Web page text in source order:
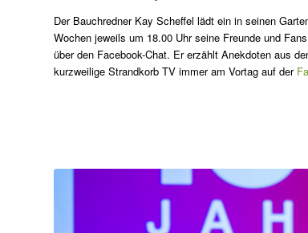
Der Bauchredner Kay Scheffel lädt ein in seinen
Wochen jeweils um 18.00 Uhr seine Freunde und
über den Facebook-Chat. Er erzählt Anekdoten aus
kurzweilige Strandkorb TV immer am Vortag auf der